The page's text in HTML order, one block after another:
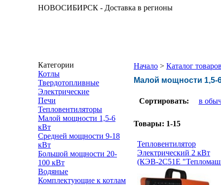
НОВОСИБИРСК - Доставка в регионы
Категории
Котлы
Твердотопливные
Электрические
Печи
Тепловентиляторы
Малой мощности 1,5-6
кВт
Средней мощности 9-18
кВт
Большой мощности 20-
100 кВт
Водяные
Комплектующие к котлам
Начало > Каталог
Малой мощности 1,5-
Сортировать: в
Товары: 1-15
Тепловентилятор
Электрический 2 кВт
(КЭВ-2С51Е